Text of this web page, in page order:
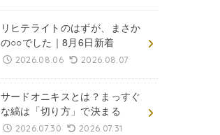
リヒテライトのはずが、まさか
の○○でした｜8月6日新着
2026.08.06 2026.08.07
サードオニキスとは？まっすぐ
な縞は「切り方」で決まる
2026.07.30 2026.07.31